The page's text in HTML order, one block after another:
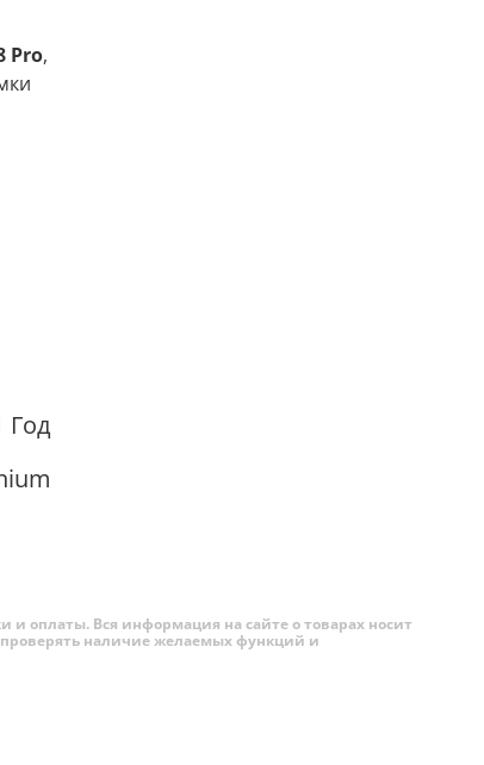
Pro,
Год
и оплаты. Вся информация на сайте о товарах носит
проверять наличие желаемых функций и